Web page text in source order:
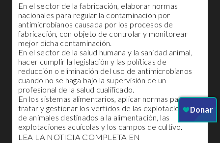
En el sector de la fabricación, elaborar normas
nacionales para regular la contaminación por
antimicrobianos causada por los procesos de
fabricación, con objeto de controlar y monitorear
mejor dicha contaminación.
En el sector de la salud humana y la sanidad animal,
hacer cumplir la legislación y las políticas de
reducción o eliminación del uso de antimicrobianos
cuando no se haga bajo la supervisión de un
profesional de la salud cualificado.
En los sistemas alimentarios, aplicar normas para
tratar y gestionar los vertidos de las explotaciones
de animales destinados a la alimentación, las
explotaciones acuícolas y los campos de cultivo.
LEA LA NOTICIA COMPLETA EN